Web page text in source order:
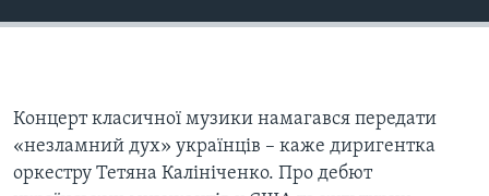
Концерт класичної музики намагався передати
«незламний дух» українців – каже диригентка
оркестру Тетяна Калініченко. Про дебют